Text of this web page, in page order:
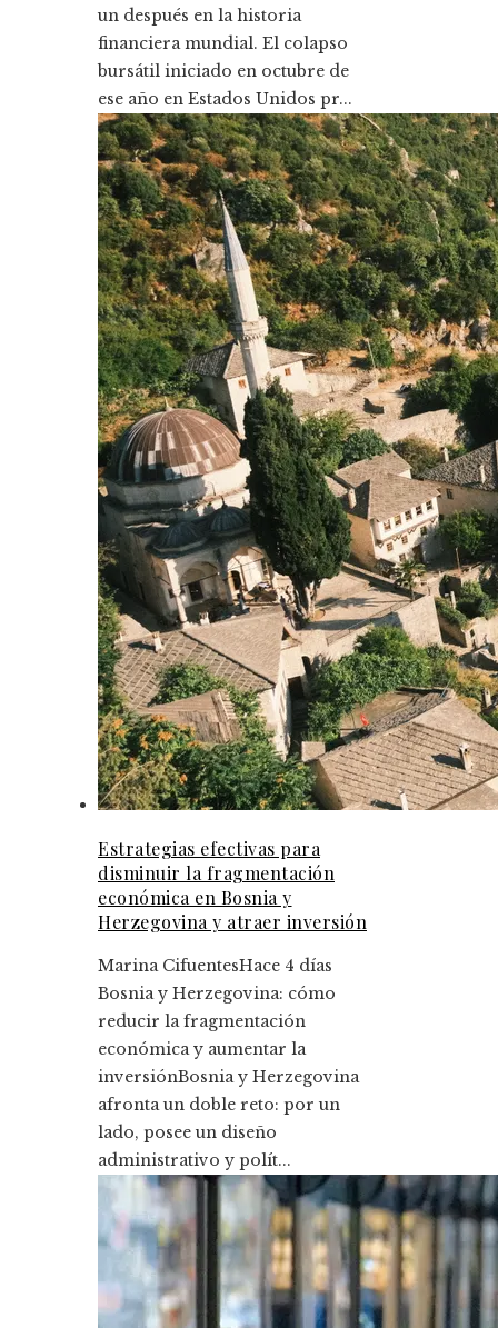
un después en la historia
financiera mundial. El colapso
bursátil iniciado en octubre de
ese año en Estados Unidos pr...
Estrategias efectivas para
disminuir la fragmentación
económica en Bosnia y
Herzegovina y atraer inversión
Marina CifuentesHace 4 días
Bosnia y Herzegovina: cómo
reducir la fragmentación
económica y aumentar la
inversiónBosnia y Herzegovina
afronta un doble reto: por un
lado, posee un diseño
administrativo y polít...